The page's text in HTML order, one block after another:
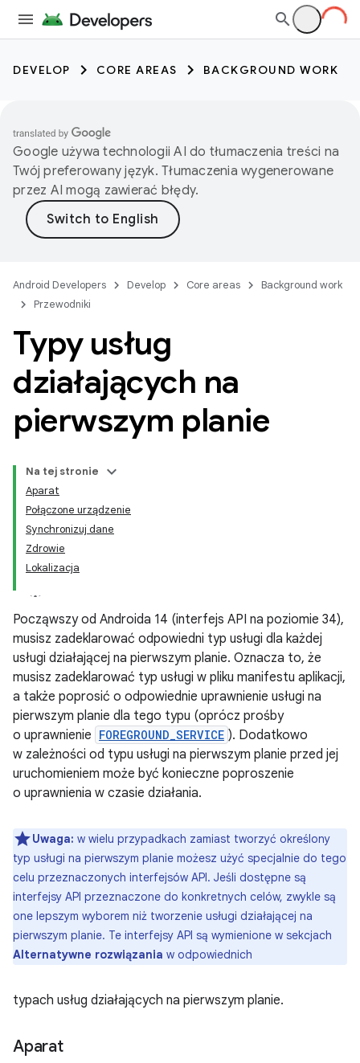
DEVELOP CORE AREAS BACKGROUND WORK
Google używa technologii AI do tłumaczenia treści na
Twój preferowany język. Tłumaczenia wygenerowane
przez AI mogą zawierać błędy.
Android Developers Develop Core areas
Background work
Przewodniki
Typy usług
działających na
pierwszym planie
Na tej stronie
Aparat
Połączone urządzenie
Synchronizuj dane
Zdrowie
Lokalizacja
Począwszy od Androida 14 (interfejs API na poziomie 34),
musisz zadeklarować odpowiedni typ usługi dla każdej
usługi działającej na pierwszym planie. Oznacza to, że
musisz zadeklarować typ usługi w pliku manifestu aplikacji,
a także poprosić o odpowiednie uprawnienie usługi na
pierwszym planie dla tego typu (oprócz prośby
o uprawnienie FOREGROUND_SERVICE ). Dodatkowo
w zależności od typu usługi na pierwszym planie przed jej
uruchomieniem może być konieczne poproszenie
o uprawnienia w czasie działania.
Uwaga: w wielu przypadkach zamiast tworzyć określony
typ usługi na pierwszym planie możesz użyć specjalnie do tego
celu przeznaczonych interfejsów API. Jeśli dostępne są
interfejsy API przeznaczone do konkretnych celów, zwykle są
one lepszym wyborem niż tworzenie usługi działającej na
pierwszym planie. Te interfejsy API są wymienione w sekcjach
Alternatywne rozwiązania w odpowiednich
typach usług działających na pierwszym planie.
Aparat